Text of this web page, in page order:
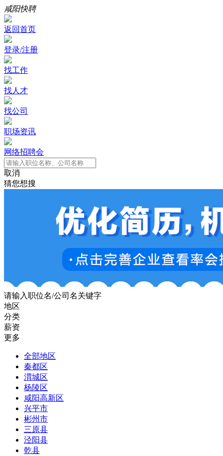
咸阳快聘
返回首页
登录/注册
找工作
找人才
找公司
职场资讯
网络招聘会
取消
猜您想搜
请输入职位名/公司名关键字
地区
分类
薪资
更多
全部地区
秦都区
渭城区
杨陵区
咸阳高新区
兴平市
彬州市
三原县
泾阳县
乾县